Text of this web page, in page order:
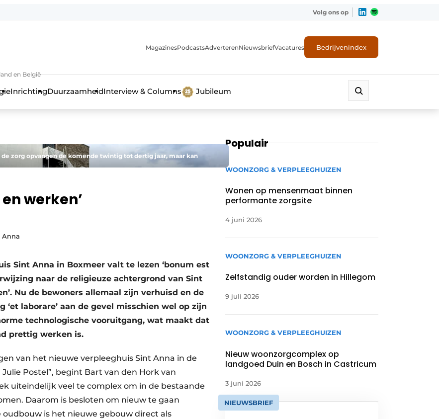
Volg ons op
en België
MagazinesPodcastsAdverterenNieuwsbriefVacatures Bedrijvenindex
InrichtingDuurzaamheidInterview & Columns Jubileum
zorg opvangen de komende twintig tot dertig jaar, maar kan
werken’
Anna
Sint Anna in Boxmeer valt te lezen ‘bonum est
naar de religieuze achtergrond van Sint
Nu de bewoners allemaal zijn verhuisd en de
laborare’ aan de gevel misschien wel op zijn
technologische vooruitgang, wat maakt dat
prettig werken is.
van het nieuwe verpleeghuis Sint Anna in de
Postel”, begint Bart van den Hork van
uiteindelijk veel te complex om in de bestaande
Daarom is besloten om nieuw te gaan
oudbouw is het nieuwe gebouw direct als
Populair
WOONZORG & VERPLEEGHUIZEN
Wonen op mensenmaat binnen
performante zorgsite
4 juni 2026
WOONZORG & VERPLEEGHUIZEN
Zelfstandig ouder worden in Hillegom
9 juli 2026
WOONZORG & VERPLEEGHUIZEN
Nieuw woonzorgcomplex op
landgoed Duin en Bosch in Castricum
3 juni 2026
NIEUWSBRIEF